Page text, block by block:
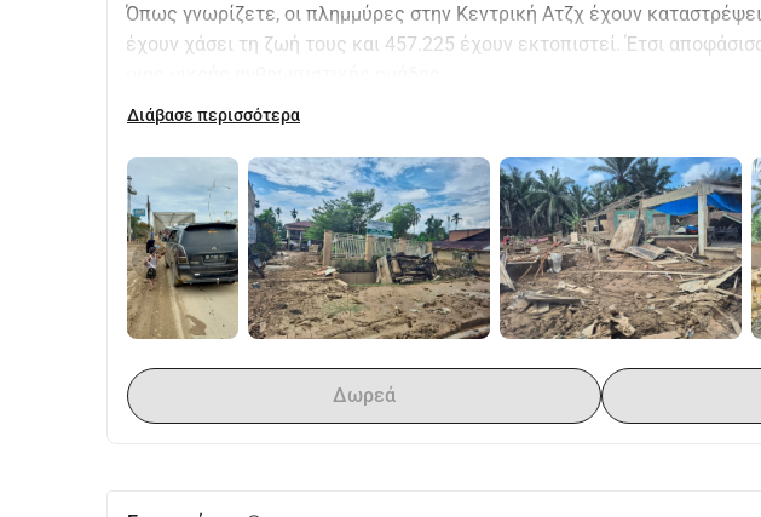
Όπως γνωρίζετε, οι πλημμύρες στην Κεντρική Ατζχ έχουν
έχουν χάσει τη ζωή τους και 457.225 έχουν εκτοπιστεί. Έτσι
που έχουν χάσει τα πάντα.
Εδώ μπαίνετε εσείς.
Η δωρεά σας = προμήθειες στα χέρια μας = βοήθεια που παραδίδεται
Χωρίς μεγάλα έξοδα, χωρίς καθυστερήσεις - μόνο πραγματική, άμεση
Η υποστήριξή σας μπορεί να ταξιδέψει μαζί μας. Οποιοδήποτε ποσό
Για τους Μαλαισιανούς μπορείτε να κάνετε τις δωρεές σας εδώ:
Διάβασε περισσότερα
Δωρεά